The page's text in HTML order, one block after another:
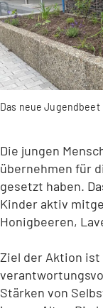
Das neue
Die jungen
übernehmen für
gesetzt haben.
Kinder aktiv
Honigbeeren,
Ziel der Aktion
Stärken von